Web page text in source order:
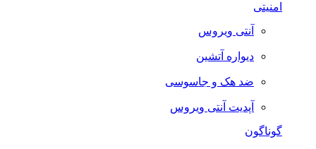
امنیتی
آنتی ویروس
دیواره آتشین
ضد هک و جاسوسی
آپدیت آنتی ویروس
گوناگون